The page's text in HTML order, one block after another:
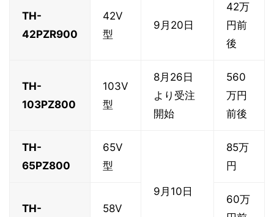
TH-
42PZR900
42V
型
9月20日
42万
円前
後
TH-
103PZ800
103V
型
8月26日
より受注
開始
560
万円
前後
TH-
65PZ800
65V
型
9月10日
85万
円
TH- 58V
60万